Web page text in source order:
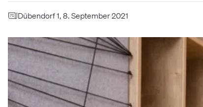
Dübendorf 1, 8. September 2021